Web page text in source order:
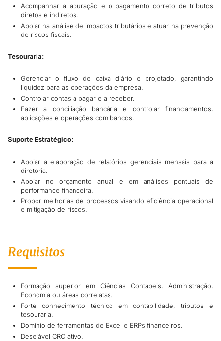
Acompanhar a apuração e o pagamento correto de tributos
diretos e indiretos.
Apoiar na análise de impactos tributários e atuar na prevenção
de riscos fiscais.
Tesouraria:
Gerenciar o fluxo de caixa diário e projetado, garantindo
liquidez para as operações da empresa.
Controlar contas a pagar e a receber.
Fazer a conciliação bancária e controlar financiamentos,
aplicações e operações com bancos.
Suporte Estratégico:
Apoiar a elaboração de relatórios gerenciais mensais para a
diretoria.
Apoiar no orçamento anual e em análises pontuais de
performance financeira.
Propor melhorias de processos visando eficiência operacional
e mitigação de riscos.
Requisitos
Formação superior em Ciências Contábeis, Administração,
Economia ou áreas correlatas.
Forte conhecimento técnico em contabilidade, tributos e
tesouraria.
Domínio de ferramentas de Excel e ERPs financeiros.
Desejável CRC ativo.